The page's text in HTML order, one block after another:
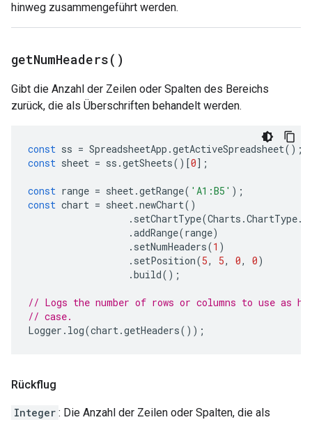
hinweg zusammengeführt werden.
getNumHeaders( )
Gibt die Anzahl der Zeilen oder Spalten des Bereichs
zurück, die als Überschriften behandelt werden.
const ss = SpreadsheetApp .getActiveSpreadsheet();
const sheet = ss .getSheets()[0];
const range = sheet.getRange( 'A1:B5' );
const chart = sheet.newChart()
. setChartType(Charts .ChartType.
.addRange(range)
. setNumHeaders(1 )
. setPosition(5, 5, 0, 0)
.build();
// Logs the number of rows or columns to use as
// case.
Logger . log(chart.getHeaders());
Rückflug
Integer : Die Anzahl der Zeilen oder Spalten, die als